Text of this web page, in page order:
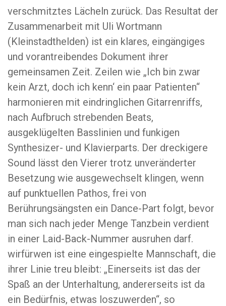
verschmitztes Lächeln zurück. Das Resultat der
Zusammenarbeit mit Uli Wortmann
(Kleinstadthelden) ist ein klares, eingängiges
und vorantreibendes Dokument ihrer
gemeinsamen Zeit. Zeilen wie „Ich bin zwar
kein Arzt, doch ich kenn‘ ein paar Patienten“
harmonieren mit eindringlichen Gitarrenriffs,
nach Aufbruch strebenden Beats,
ausgeklügelten Basslinien und funkigen
Synthesizer- und Klavierparts. Der dreckigere
Sound lässt den Vierer trotz unveränderter
Besetzung wie ausgewechselt klingen, wenn
auf punktuellen Pathos, frei von
Berührungsängsten ein Dance-Part folgt, bevor
man sich nach jeder Menge Tanzbein verdient
in einer Laid-Back-Nummer ausruhen darf.
wirfürwen ist eine eingespielte Mannschaft, die
ihrer Linie treu bleibt: „Einerseits ist das der
Spaß an der Unterhaltung, andererseits ist da
ein Bedürfnis, etwas loszuwerden“, so